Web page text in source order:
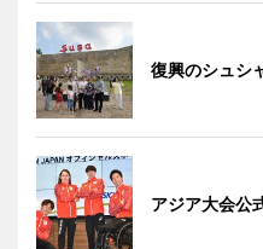
復興のシュシ
アジア大会公